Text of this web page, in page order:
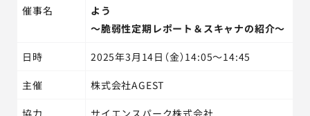
催事名
よう
～脆弱性定期レポート＆スキャナの紹介～
日時 2025年3月14日（金）14:05～14:45
主催 株式会社AGEST
協力 サイエンスパーク株式会社